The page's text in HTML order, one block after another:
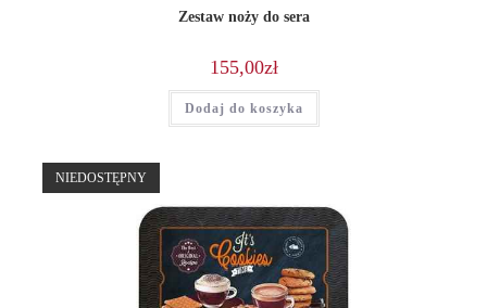
Zestaw noży do sera
155,00zł
Dodaj do koszyka
NIEDOSTĘPNY